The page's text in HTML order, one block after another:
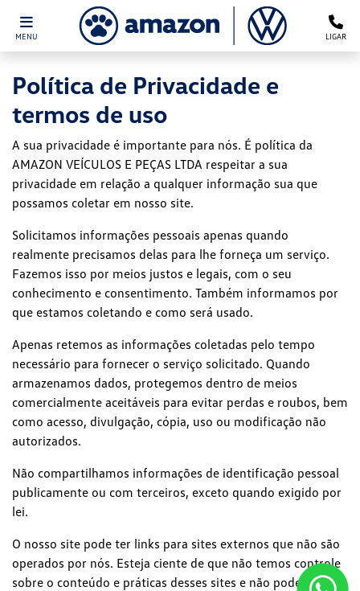
MENU LIGAR
Política de Privacidade e
termos de uso
A sua privacidade é importante para nós. É política da
AMAZON VEÍCULOS E PEÇAS LTDA respeitar a sua
privacidade em relação a qualquer informação sua que
possamos coletar em nosso site.
Solicitamos informações pessoais apenas quando
realmente precisamos delas para lhe forneça um serviço.
Fazemos isso por meios justos e legais, com o seu
conhecimento e consentimento. Também informamos por
que estamos coletando e como será usado.
Apenas retemos as informações coletadas pelo tempo
necessário para fornecer o serviço solicitado. Quando
armazenamos dados, protegemos dentro de meios
comercialmente aceitáveis para evitar perdas e roubos, bem
como acesso, divulgação, cópia, uso ou modificação não
autorizados.
Não compartilhamos informações de identificação pessoal
publicamente ou com terceiros, exceto quando exigido por
lei.
O nosso site pode ter links para sites externos que não são
operados por nós. Esteja ciente de que não temos controle
sobre o conteúdo e práticas desses sites e não podemos